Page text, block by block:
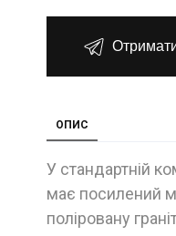
ОПИС
У стандартній
має посилений
поліровану